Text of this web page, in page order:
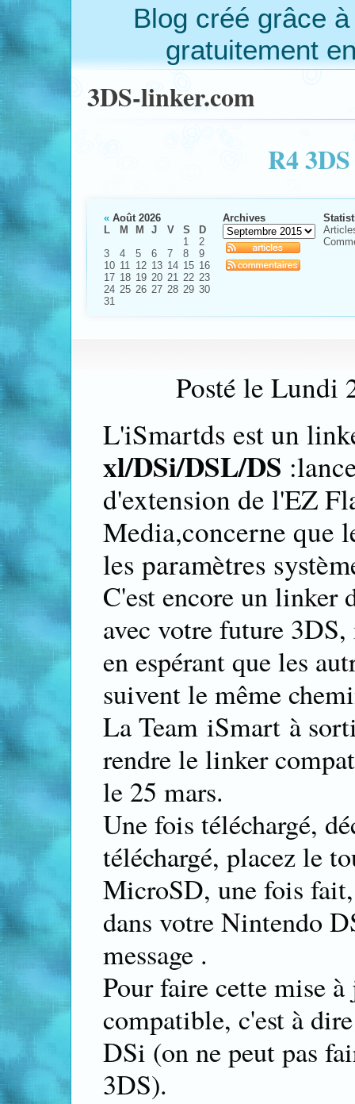
Blog créé grâce
gratuitement
3DS-linker.com
R4
« Août 2026
L
M M J V S
D
1
2
3
4 5 6 7 8
9
10 11 12 13 14 15 16
17 18 19 20 21 22 23
24 25 26 27 28 29 30
31
Archives
Posté le Lundi
L'iSmartds est un
xl/DSi/DSL/DS
d'extension de l'EZ
Media,concerne que
les paramètres
C'est encore un linker
avec votre future
en espérant que les
suivent le même
La Team iSmart à
rendre le linker
le 25 mars.
Une fois téléchargé,
téléchargé, placez le
MicroSD, une fois
dans votre Nintendo
message .
Pour faire cette mise
compatible, c'est à
DSi (on ne peut pas
3DS).